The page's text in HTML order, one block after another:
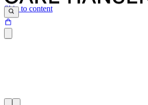
Skip to content